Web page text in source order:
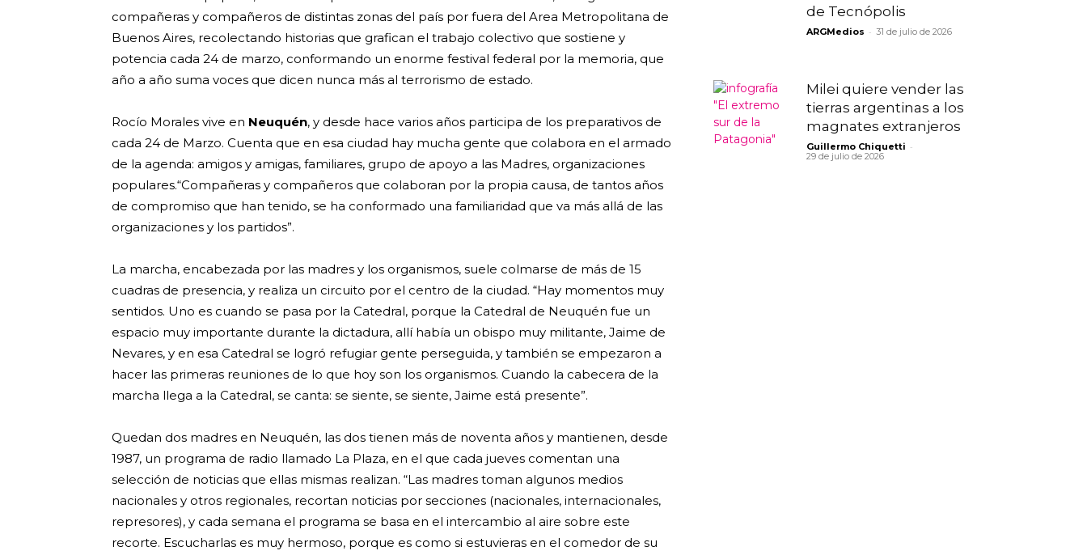
compañeras y compañeros de distintas zonas del país por fuera del Area Metropolitana de
Buenos Aires, recolectando historias que grafican el trabajo colectivo que sostiene y
potencia cada 24 de marzo, conformando un enorme festival federal por la memoria, que
año a año suma voces que dicen nunca más al terrorismo de estado.
Rocío Morales vive en Neuquén, y desde hace varios años participa de los preparativos de
cada 24 de Marzo. Cuenta que en esa ciudad hay mucha gente que colabora en el armado
de la agenda: amigos y amigas, familiares, grupo de apoyo a las Madres, organizaciones
populares.“Compañeras y compañeros que colaboran por la propia causa, de tantos años
de compromiso que han tenido, se ha conformado una familiaridad que va más allá de las
organizaciones y los partidos”.
La marcha, encabezada por las madres y los organismos, suele colmarse de más de 15
cuadras de presencia, y realiza un circuito por el centro de la ciudad. “Hay momentos muy
sentidos. Uno es cuando se pasa por la Catedral, porque la Catedral de Neuquén fue un
espacio muy importante durante la dictadura, allí había un obispo muy militante, Jaime de
Nevares, y en esa Catedral se logró refugiar gente perseguida, y también se empezaron a
hacer las primeras reuniones de lo que hoy son los organismos. Cuando la cabecera de la
marcha llega a la Catedral, se canta: se siente, se siente, Jaime está presente”.
Quedan dos madres en Neuquén, las dos tienen más de noventa años y mantienen, desde
1987, un programa de radio llamado La Plaza, en el que cada jueves comentan una
selección de noticias que ellas mismas realizan. “Las madres toman algunos medios
nacionales y otros regionales, recortan noticias por secciones (nacionales, internacionales,
represores), y cada semana el programa se basa en el intercambio al aire sobre este
recorte. Escucharlas es muy hermoso, porque es como si estuvieras en el comedor de su
de Tecnópolis
ARGMedios - 31 de julio de 2026
Milei quiere vender las
tierras argentinas a los
magnates extranjeros
Guillermo Chiquetti -
29 de julio de 2026